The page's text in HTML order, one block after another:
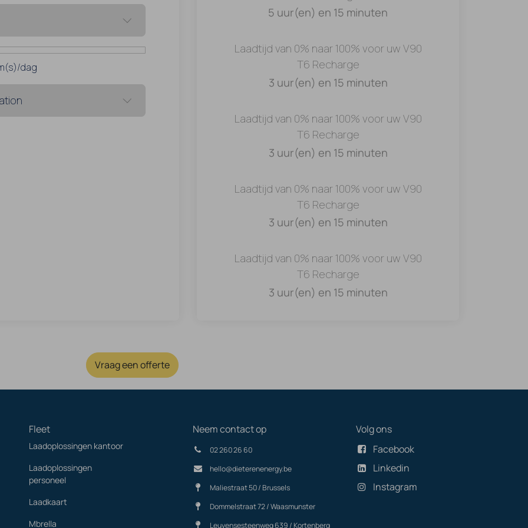
dag
5 uur(en) en 15 minuten
Laadtijd van 0% naar 100% voor uw V90
T6 Recharge
3 uur(en) en 15 minuten
Laadtijd van 0% naar 100% voor uw V90
T6 Recharge
3 uur(en) en 15 minuten
Laadtijd van 0% naar 100% voor uw V90
T6 Recharge
3 uur(en) en 15 minuten
Laadtijd van 0% naar 100% voor uw V90
T6 Recharge
3 uur(en) en 15 minuten
Vraag een offerte
Volg ons
Facebook
Linkedin
Instagram
Fleet
Laadoplossingen kantoor
Laadoplossingen
personeel
Laadkaart
Mbrella
Neem contact op
02 260 26 60
hello@dieterenenergy.be
Maliestraat 50 / Brussels
Dommelstraat 72 / Waasmunster
Leuvensesteenweg 639 / Kortenberg